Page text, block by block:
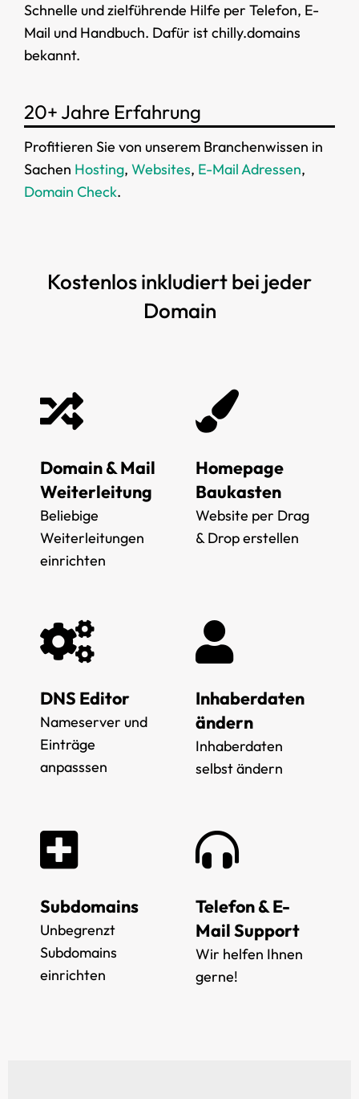
Schnelle und zielführende Hilfe per Telefon, E-
Mail und Handbuch. Dafür ist chilly.domains
bekannt.
20+ Jahre Erfahrung
Profitieren Sie von unserem Branchenwissen in
Sachen Hosting, Websites, E-Mail Adressen,
Domain Check.
Kostenlos inkludiert bei jeder
Domain
Domain & Mail
Weiterleitung
Beliebige
Weiterleitungen
einrichten
Homepage
Baukasten
Website per Drag
& Drop erstellen
DNS Editor
Nameserver und
Einträge
anpasssen
Inhaberdaten
ändern
Inhaberdaten
selbst ändern
Subdomains
Unbegrenzt
Subdomains
einrichten
Telefon & E-
Mail Support
Wir helfen Ihnen
gerne!